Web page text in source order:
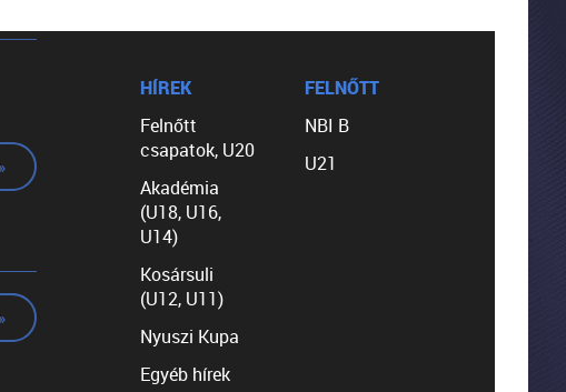
HÍREK
Felnőtt
csapatok, U20
Akadémia
(U18, U16,
U14)
Kosársuli
(U12, U11)
Nyuszi Kupa
Egyéb hírek
FELNŐTT
NBI B
U21